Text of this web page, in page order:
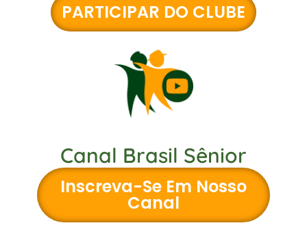
PARTICIPAR DO CLUBE
Canal Brasil Sênior
Inscreva-Se Em Nosso
Canal